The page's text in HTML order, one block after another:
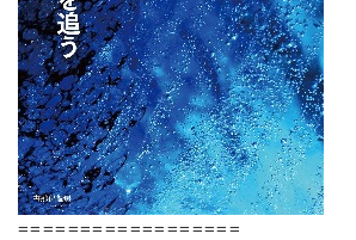
==================